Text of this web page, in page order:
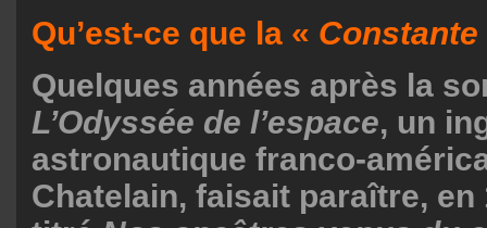
Qu’est-ce que la « Constante
Quelques années après la
L’Odyssée de l’espace, un
astronautique franco-
Chatelain, faisait paraître, en